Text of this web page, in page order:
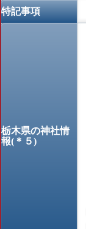
特記事項
栃木県の神社情
報(＊５)